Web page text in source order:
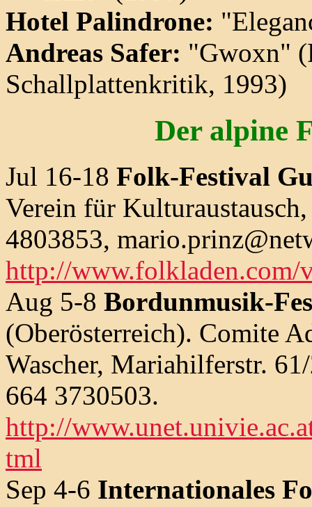
Hotel Palindrone:
Andreas Safer: "Gwoxn"
Schallplattenkritik, 1993)
Der alpine
Jul 16-18 Folk-Festival
Verein für
4803853,
http://
Aug 5-8 Bordunmusik-
(Oberösterreich). Comite
Wascher, Mariahilferstr.
664 3730503.
http://
tml
Sep 4-6 Internationales